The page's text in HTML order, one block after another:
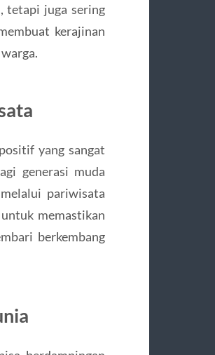
tetapi juga sering
kerajinan
yang sangat
generasi muda
pariwisata
memastikan
berkembang